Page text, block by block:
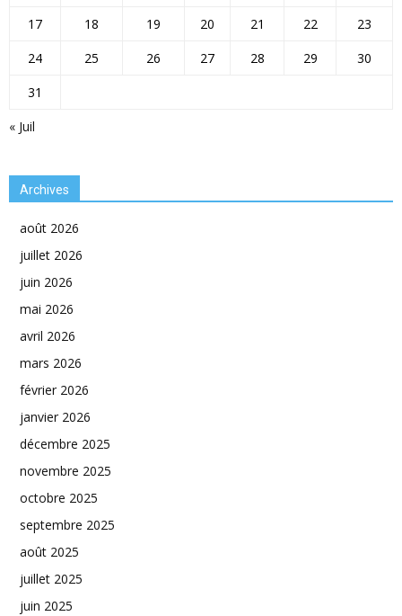
« Juil
17
18 19 20 21 22
23
24
25 26 27 28 29
30
31
Archives
août 2026
juillet 2026
juin 2026
mai 2026
avril 2026
mars 2026
février 2026
janvier 2026
décembre 2025
novembre 2025
octobre 2025
septembre 2025
août 2025
juillet 2025
juin 2025